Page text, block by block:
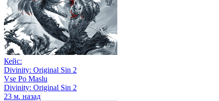
Кейс:
Divinity: Original Sin 2
Vse Po Maslu
Divinity: Original Sin 2
23 м. назад